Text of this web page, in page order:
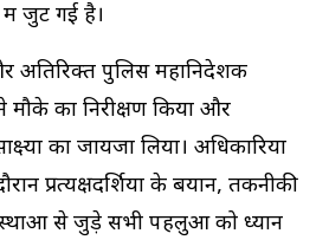
में जुट गई है।
पुलिस महानिदेशक
मौके का निरीक्षण किया और
का जायजा लिया। अधिकारियों
प्रत्यक्षदर्शियों के बयान, तकनीकी
से जुड़े सभी पहलुओं को ध्यान